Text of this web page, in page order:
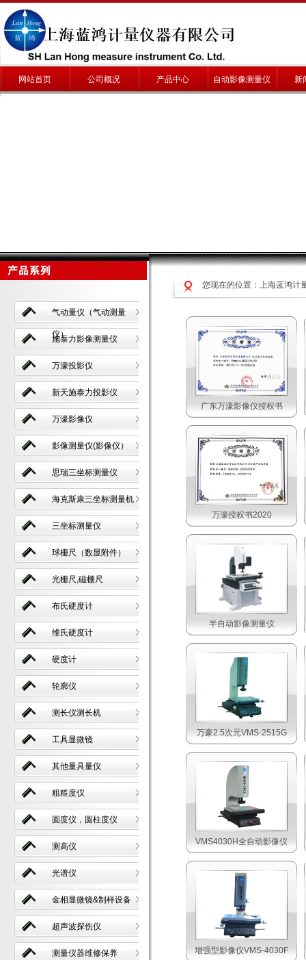
网站首页 公司概况 产品中心 自动影像测量仪 新
您现在的位置： 上海蓝鸿计
广东万濠影像仪授权书
万濠授权书2020
半自动影像测量仪
万豪2.5次元VMS-2515G
VMS4030H全自动影像仪
增强型影像仪VMS-4030F
气动量仪（气动测量
仪）
施泰力影像测量仪
万濠投影仪
新天施泰力投影仪
万濠影像仪
影像测量仪(影像仪）
思瑞三坐标测量仪
海克斯康三坐标测量机
三坐标测量仪
球栅尺（数显附件）
光栅尺,磁栅尺
布氏硬度计
维氏硬度计
硬度计
轮廓仪
测长仪测长机
工具显微镜
其他量具量仪
粗糙度仪
圆度仪，圆柱度仪
测高仪
光谱仪
金相显微镜&制样设备
超声波探伤仪
测量仪器维修保养